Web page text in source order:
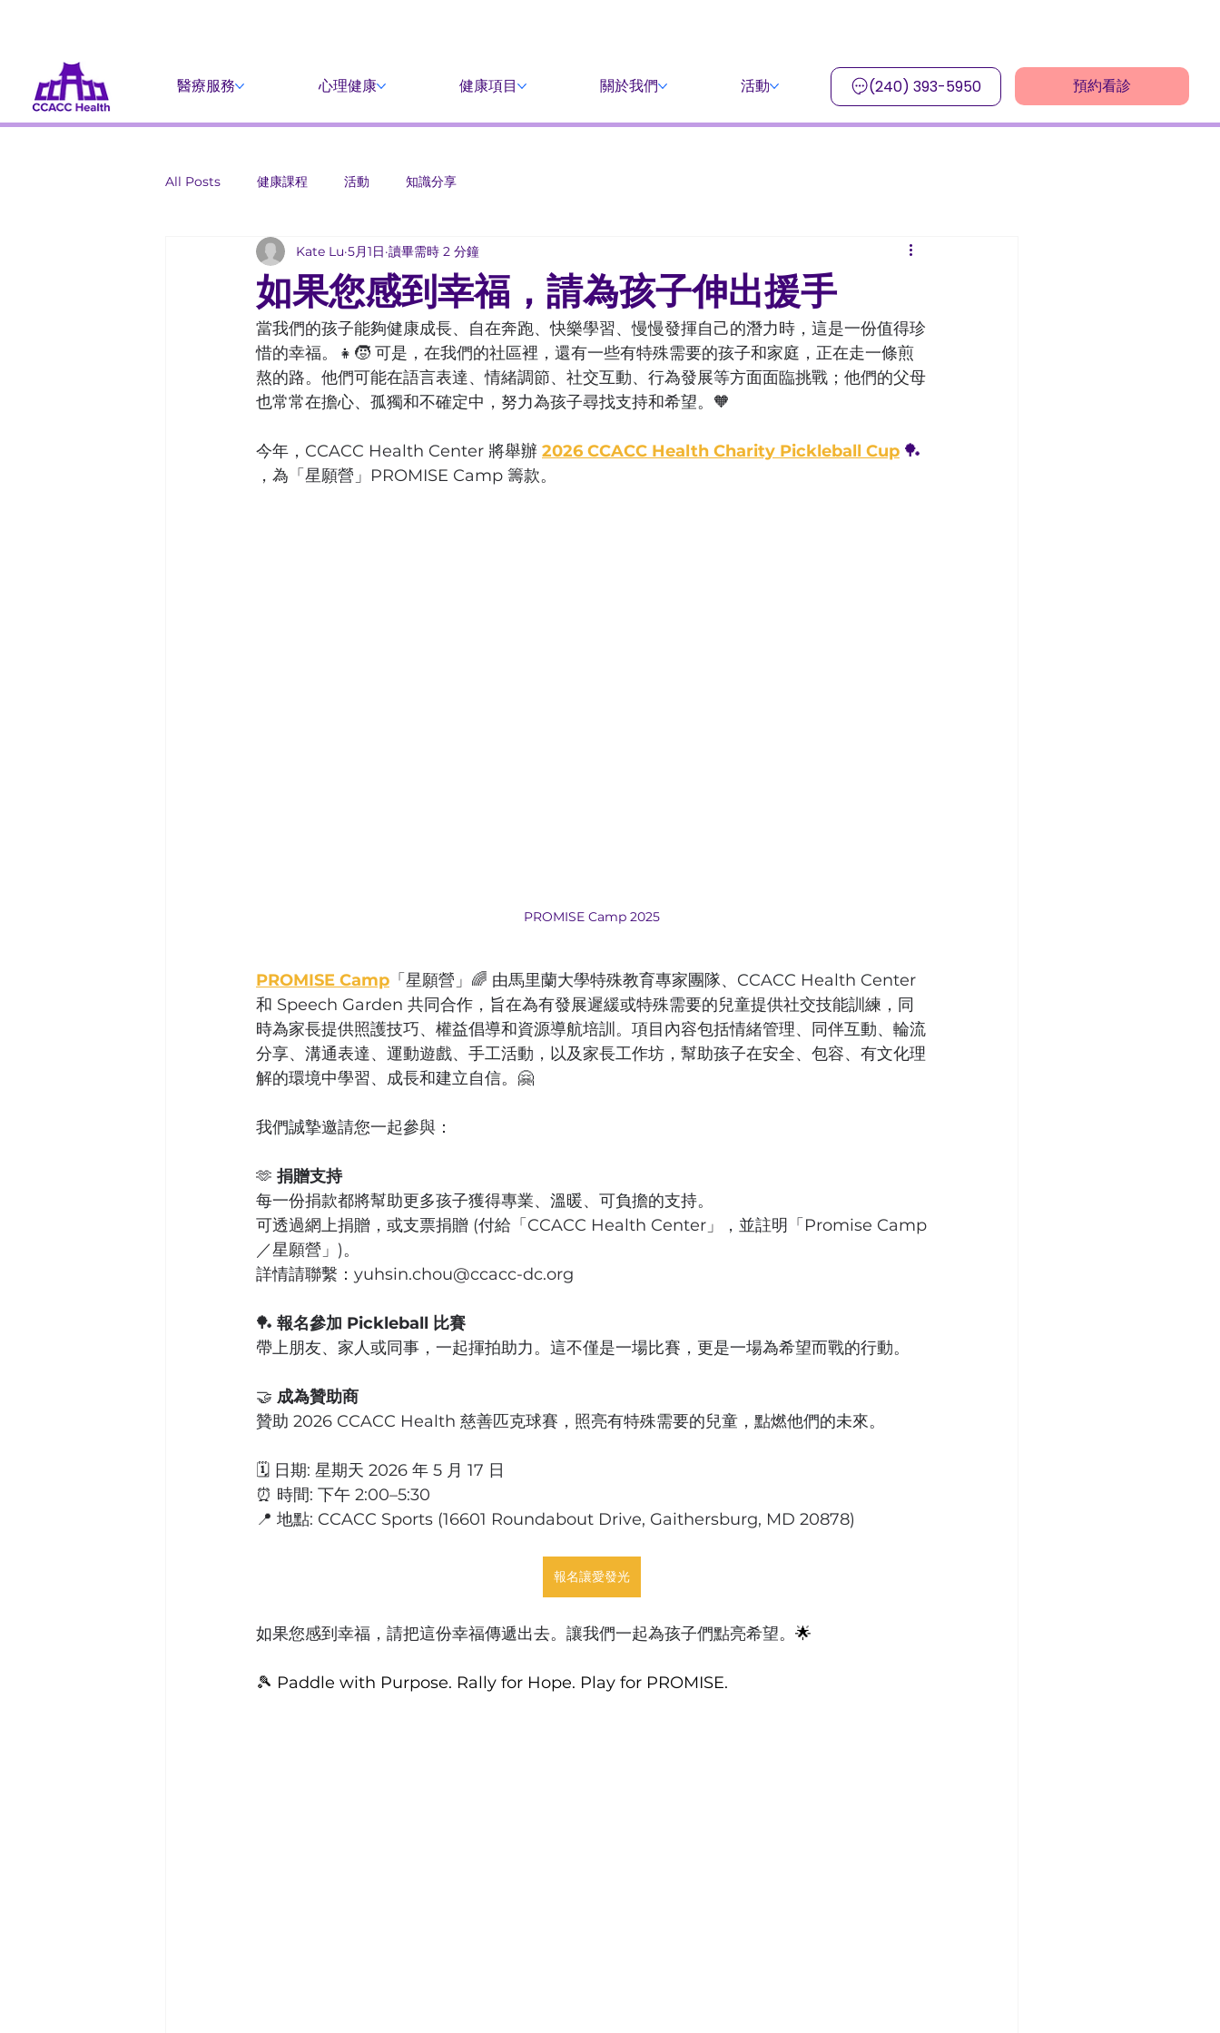
醫療服務 心理健康 健康項目 關於我們 活動 (240) 393-5950 預約看診
All Posts 健康課程 活動 知識分享
如果您感到幸福，請為孩子伸出援手
Kate Lu 5月1日 讀畢需時 2 分鐘
當我們的孩子能夠健康成長、自在奔跑、快樂學習、慢慢發揮自己的潛力時，這是一份值得珍
惜的幸福。👧🧒 可是，在我們的社區裡，還有一些有特殊需要的孩子和家庭，正在走一條煎
熬的路。他們可能在語言表達、情緒調節、社交互動、行為發展等方面面臨挑戰；他們的父母
也常常在擔心、孤獨和不確定中，努力為孩子尋找支持和希望。🧡
今年，CCACC Health Center 將舉辦 2026 CCACC Health Charity Pickleball Cup 🏓
，為「星願營」PROMISE Camp 籌款。
PROMISE Camp 2025
PROMISE Camp 「星願營」🌈 由馬里蘭大學特殊教育專家團隊、CCACC Health Center
和 Speech Garden 共同合作，旨在為有發展遲緩或特殊需要的兒童提供社交技能訓練，同
時為家長提供照護技巧、權益倡導和資源導航培訓。項目內容包括情緒管理、同伴互動、輪流
分享、溝通表達、運動遊戲、手工活動，以及家長工作坊，幫助孩子在安全、包容、有文化理
解的環境中學習、成長和建立自信。🤗
我們誠摯邀請您一起參與：
🫶 捐贈支持
每一份捐款都將幫助更多孩子獲得專業、溫暖、可負擔的支持。
可透過網上捐贈，或支票捐贈 (付給「CCACC Health Center」，並註明「Promise Camp
／星願營」)。
詳情請聯繫：yuhsin.chou@ccacc-dc.org
🏓 報名參加 Pickleball 比賽
帶上朋友、家人或同事，一起揮拍助力。這不僅是一場比賽，更是一場為希望而戰的行動。
🤝 成為贊助商
贊助 2026 CCACC Health 慈善匹克球賽，照亮有特殊需要的兒童，點燃他們的未來。
🗓️ 日期: 星期天 2026 年 5 月 17 日
⏰ 時間: 下午 2:00–5:30
📍 地點: CCACC Sports (16601 Roundabout Drive, Gaithersburg, MD 20878)
報名讓愛發光
如果您感到幸福，請把這份幸福傳遞出去。讓我們一起為孩子們點亮希望。 🌟
🎾 Paddle with Purpose. Rally for Hope. Play for PROMISE.